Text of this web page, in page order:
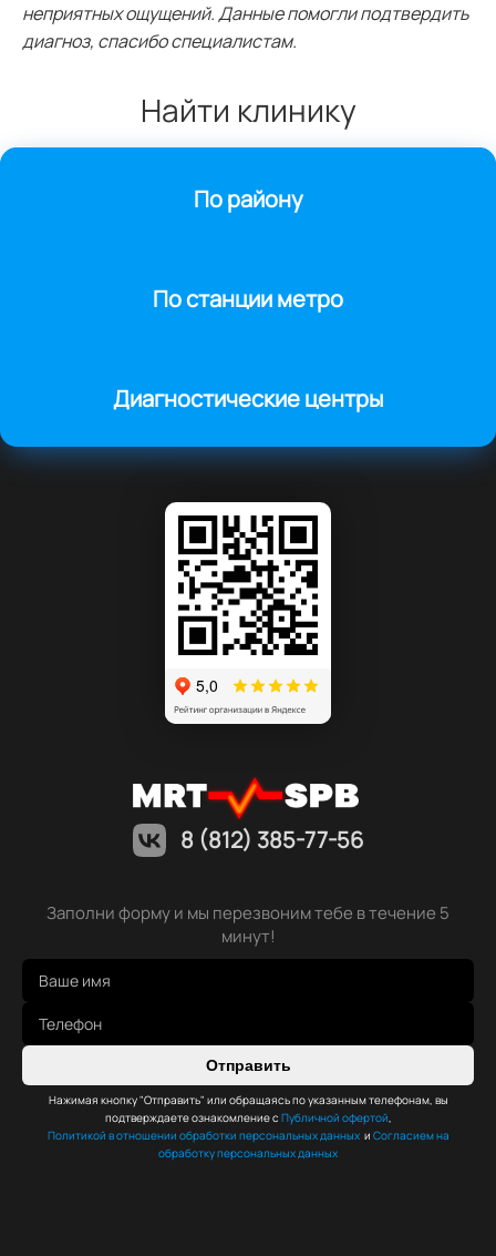
неприятных ощущений. Данные помогли подтвердить
диагноз, спасибо специалистам.
Найти клинику
По району
По станции метро
Диагностические центры
8 (812) 385-77-56
Заполни форму и мы перезвоним тебе в течение 5
минут!
Отправить
Нажимая кнопку "Отправить" или обращаясь по указанным телефонам, вы
подтверждаете ознакомление с Публичной офертой,
Политикой в отношении обработки персональных данных и Согласием на
обработку персональных данных